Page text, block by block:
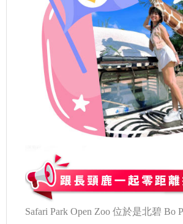
Safari Park Open Zoo 位於是北碧 Bo